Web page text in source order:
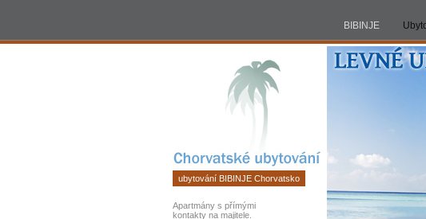
2026
BIBINJE
ubytování BIBINJE Chorvatsko
Apartmány s přímými
kontakty na majitele.